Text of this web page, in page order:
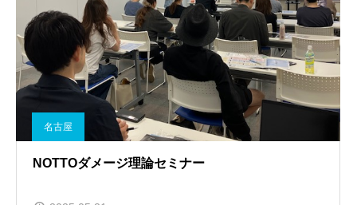
名古屋
NOTTOダメージ理論セミナー